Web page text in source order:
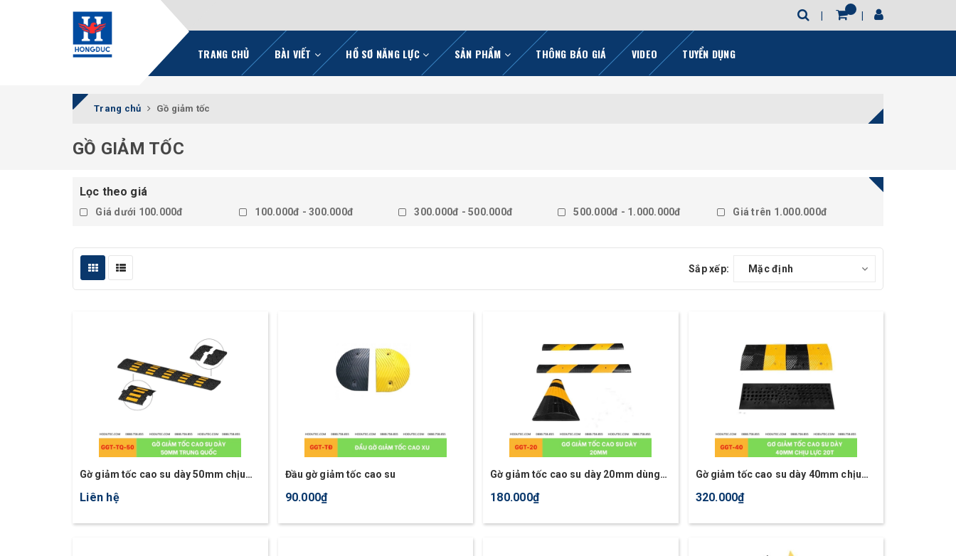
TRANG CHỦ BÀI VIẾT HỒ SƠ NĂNG LỰC SẢN PHẨM THÔNG BÁO GIÁ VIDEO TUYỂN DỤNG
Trang chủ Gồ giảm tốc
GỒ GIẢM TỐC
Lọc theo giá
Giá dưới 100.000đ 100.000đ - 300.000đ 300.000đ - 500.000đ 500.000đ - 1.000.000đ Giá trên 1.000.000đ
Sắp xếp: Mặc định
Gờ giảm tốc cao su dày 50mm chịu
Liên hệ
Đầu gờ giảm tốc cao su
90.000₫
Gờ giảm tốc cao su dày 20mm dùng
180.000₫
Gờ giảm tốc cao su dày 40mm chịu
320.000₫